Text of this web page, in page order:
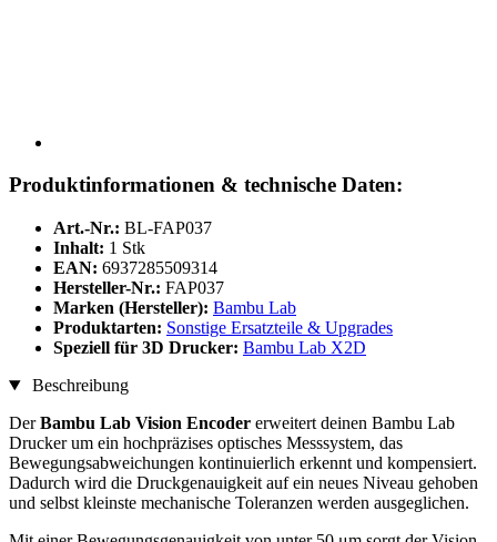
Produktinformationen & technische Daten:
Art.-Nr.: BL-FAP037
Inhalt: 1 Stk
EAN: 6937285509314
Hersteller-Nr.: FAP037
Marken (Hersteller): Bambu Lab
Produktarten: Sonstige Ersatzteile & Upgrades
Speziell für 3D Drucker: Bambu Lab X2D
Beschreibung
DerBambu Lab Vision Encoder erweitert deinen Bambu Lab
Drucker um ein hochpräzises optisches Messsystem, das
Bewegungsabweichungen kontinuierlich erkennt und kompensiert.
Dadurch wird die Druckgenauigkeit auf ein neues Niveau gehoben
und selbst kleinste mechanische Toleranzen werden ausgeglichen.